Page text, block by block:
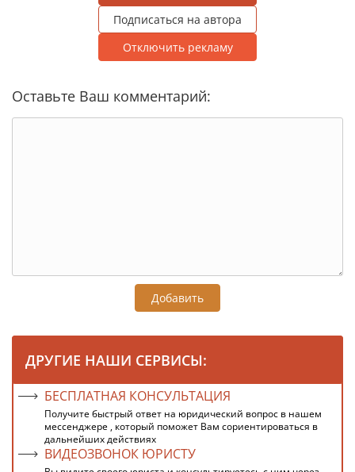
Подписаться на автора
Отключить рекламу
Оставьте Ваш комментарий:
Добавить
ДРУГИЕ НАШИ СЕРВИСЫ:
БЕСПЛАТНАЯ КОНСУЛЬТАЦИЯ
Получите быстрый ответ на юридический вопрос в нашем
мессенджере , который поможет Вам сориентироваться в
дальнейших действиях
ВИДЕОЗВОНОК ЮРИСТУ